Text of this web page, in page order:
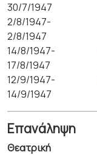
30/7/1947
2/8/1947-
2/8/1947
14/8/1947-
17/8/1947
12/9/1947-
14/9/1947
Επανάληψη
Θεατρική